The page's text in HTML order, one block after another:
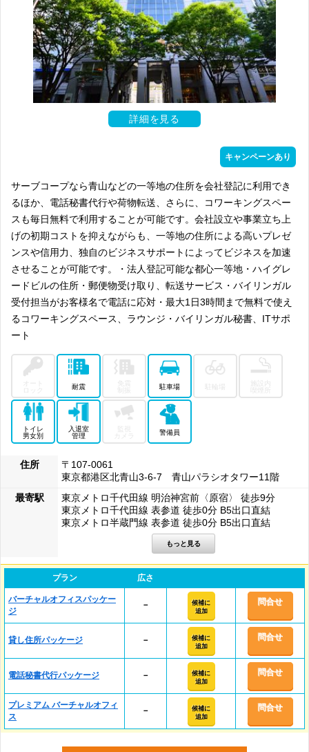
詳細を見る
キャンペーンあり
サーブコープなら青山などの一等地の住所を会社登記に利用でき
るほか、電話秘書代行や荷物転送、さらに、コワーキングスペー
スも毎日無料で利用することが可能です。会社設立や事業立ち上
げの初期コストを抑えながらも、一等地の住所による高いプレゼ
ンスや信用力、独自のビジネスサポートによってビジネスを加速
させることが可能です。・法人登記可能な都心一等地・ハイグレ
ードビルの住所・郵便物受け取り、転送サービス・バイリンガル
受付担当がお客様名で電話に応対・最大1日3時間まで無料で使え
るコワーキングスペース、ラウンジ・バイリンガル秘書、ITサポ
ート
耐震 駐車場
喫煙所
トイレ
男女別
入退室
管理
カメラ
警備員
住所
〒107-0061
東京都港区北青山3-6-7 青山パラシオタワー11階
最寄駅
東京メトロ千代田線 明治神宮前〈原宿〉 徒歩9分
東京メトロ千代田線 表参道 徒歩0分 B5出口直結
東京メトロ半蔵門線 表参道 徒歩0分 B5出口直結
プラン 広さ
バーチャルオフィスパッケー
ジ
－
候補に
追加
問合せ
貸し住所パッケージ －
候補に
追加
問合せ
電話秘書代行パッケージ －
候補に
追加
問合せ
プレミアム バーチャルオフィ
ス
－
候補に
追加
問合せ